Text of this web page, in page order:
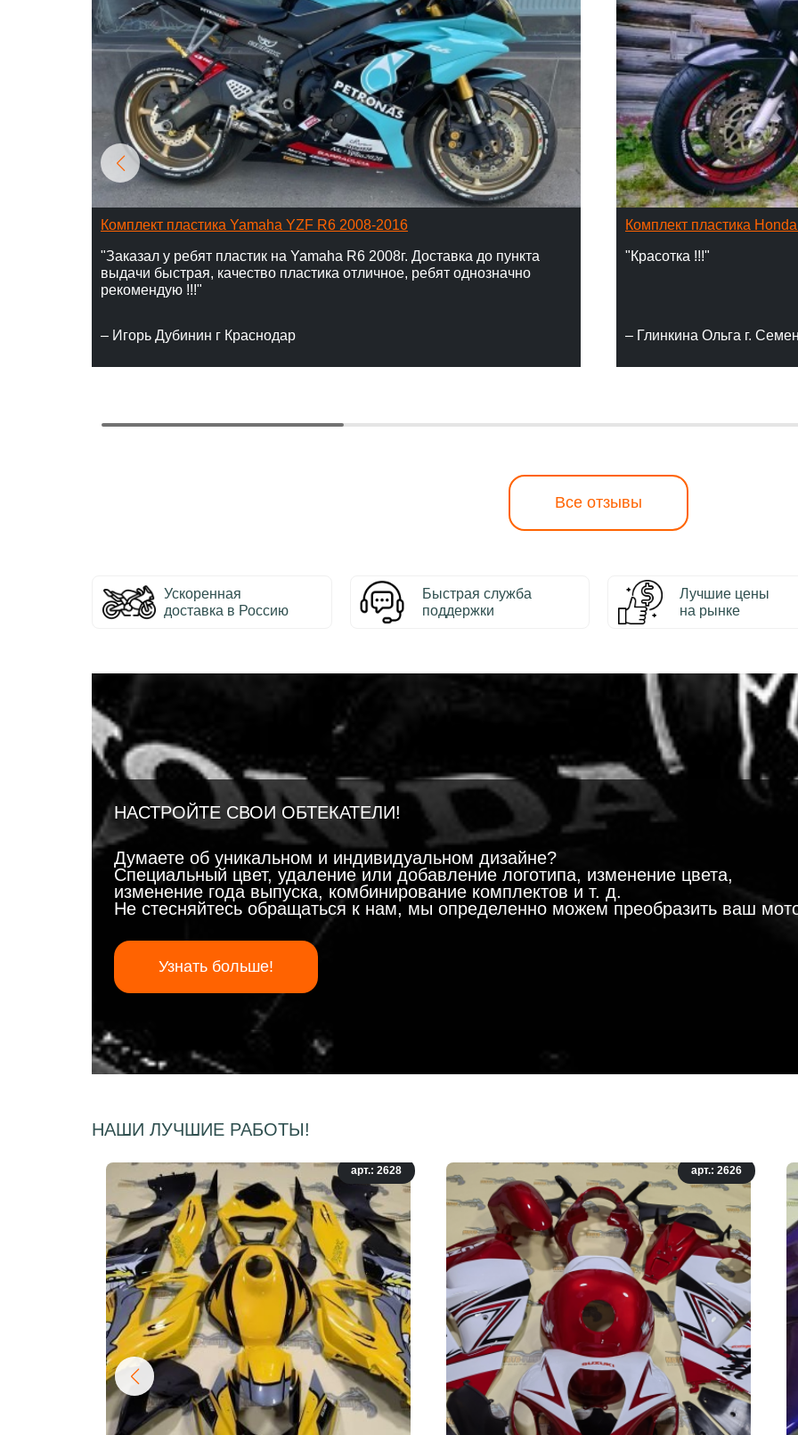
Комплект пластика Yamaha YZF R6 2008-2016
"Заказал у ребят пластик на Yamaha R6 2008г. Доставка до пункта
выдачи быстрая, качество пластика отличное, ребят однозначно
рекомендую !!!"
– Игорь Дубинин г Краснодар
Комплект пластика
"Красотка !!!"
– Глинкина Ольга г.
Все отзывы
Ускоренная
доставка в Россию
Быстрая служба
поддержки
Лучшие цены
на рынке
НАСТРОЙТЕ СВОИ ОБТЕКАТЕЛИ!
Думаете об уникальном и индивидуальном дизайне?
Специальный цвет, удаление или добавление логотипа, изменение цвета,
изменение года выпуска, комбинирование комплектов и т. д.
Не стесняйтесь обращаться к нам, мы определенно можем преобразить ваш
Узнать больше!
НАШИ ЛУЧШИЕ РАБОТЫ!
арт.: 2628 арт.: 2626